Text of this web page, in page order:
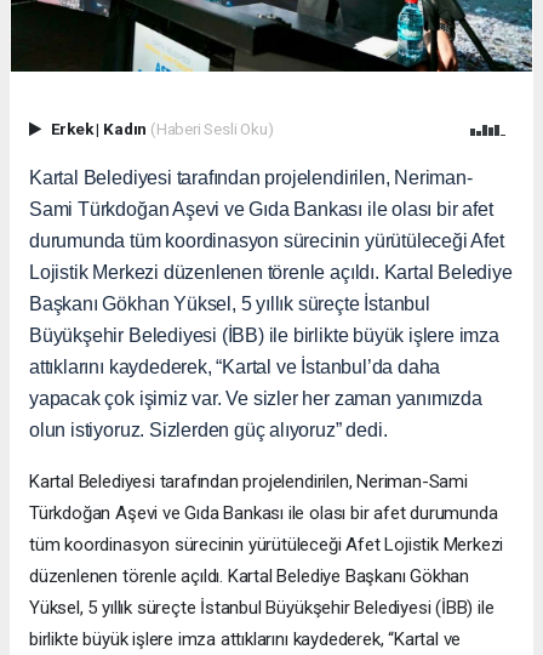
Erkek| Kadın (Haberi Sesli Oku)
Kartal Belediyesi tarafından projelendirilen, Neriman-
Sami Türkdoğan Aşevi ve Gıda Bankası ile olası bir afet
durumunda tüm koordinasyon sürecinin yürütüleceği Afet
Lojistik Merkezi düzenlenen törenle açıldı. Kartal Belediye
Başkanı Gökhan Yüksel, 5 yıllık süreçte İstanbul
Büyükşehir Belediyesi (İBB) ile birlikte büyük işlere imza
attıklarını kaydederek, “Kartal ve İstanbul’da daha
yapacak çok işimiz var. Ve sizler her zaman yanımızda
olun istiyoruz. Sizlerden güç alıyoruz” dedi.
Kartal Belediyesi tarafından projelendirilen, Neriman-Sami
Türkdoğan Aşevi ve Gıda Bankası ile olası bir afet durumunda
tüm koordinasyon sürecinin yürütüleceği Afet Lojistik Merkezi
düzenlenen törenle açıldı. Kartal Belediye Başkanı Gökhan
Yüksel, 5 yıllık süreçte İstanbul Büyükşehir Belediyesi (İBB) ile
birlikte büyük işlere imza attıklarını kaydederek, “Kartal ve